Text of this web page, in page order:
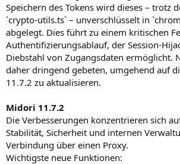
Speichern des Tokens wird dieses – trotz
`crypto-utils.ts` – unverschlüsselt in
abgelegt. Dies führt zu einem kritischen
Authentifizierungsablauf, der Session-
Diebstahl von Zugangsdaten ermöglicht.
daher dringend gebeten, umgehend auf
11.7.2 zu aktualisieren.
Midori 11.7.2
Die Verbesserungen konzentrieren sich
Stabilität, Sicherheit und internen
Verbindung über einen Proxy.
Wichtigste neue Funktionen: